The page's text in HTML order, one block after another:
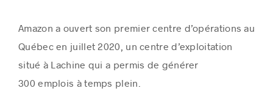
Amazon a ouvert son premier centre d’opérations au
Québec en juillet 2020, un centre d’exploitation
situé à Lachine qui a permis de générer
300 emplois à temps plein.